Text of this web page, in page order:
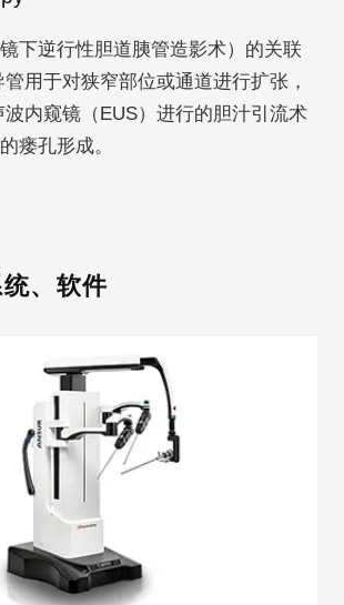
下逆行性胆道胰管造影术）的关联
用于对狭窄部位或通道进行扩张，
内窥镜（EUS）进行的胆汁引流术
瘘孔形成。
、软件